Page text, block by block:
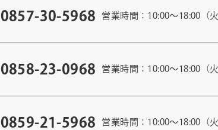
0857-30-5968 営業時間：10:00〜18:00（
0858-23-0968 営業時間：10:00〜18:00（
0859-21-5968 営業時間：10:00〜18:00（